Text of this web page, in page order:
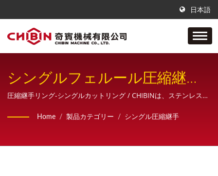
日本語
シングルフェルール圧縮継手
用
圧縮継手リング-シングルカットリング / CHIBINは、ステンレス鋼
設計、図面作成から最終製品まで、一貫生産体制で、お客様に 包
Home / 製品カテゴリー / シングル圧縮継手